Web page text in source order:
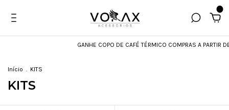
GANHE COPO DE CAFÉ TÉRMICO COMPRAS A PARTIR DE
Início . KITS
KITS